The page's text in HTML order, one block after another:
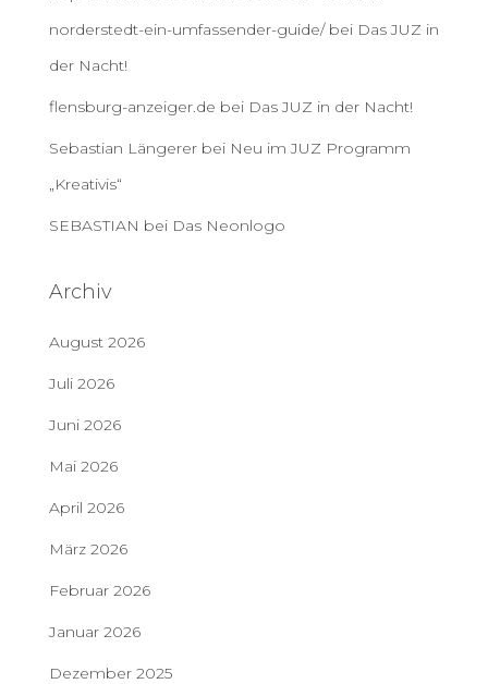
norderstedt-ein-umfassender-guide/bei Das JUZ in
der Nacht!
flensburg-anzeiger.de bei Das JUZ in der Nacht!
Sebastian Längerer bei Neu im JUZ Programm
„Kreativis“
SEBASTIAN bei Das Neonlogo
Archiv
August 2026
Juli 2026
Juni 2026
Mai 2026
April 2026
März 2026
Februar 2026
Januar 2026
Dezember 2025